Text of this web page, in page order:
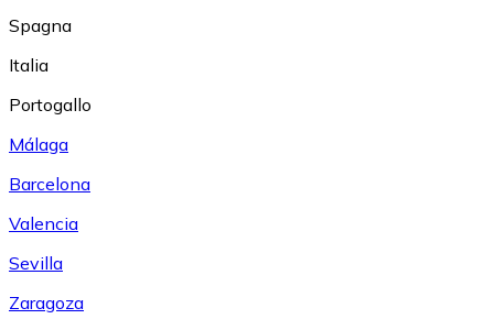
Spagna
Italia
Portogallo
Málaga
Barcelona
Valencia
Sevilla
Zaragoza